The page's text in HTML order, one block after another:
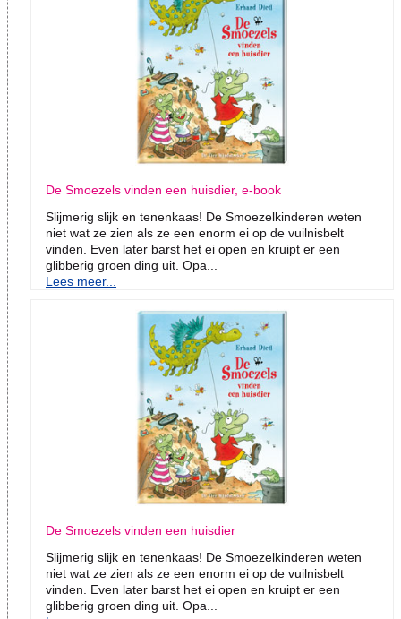
De Smoezels vinden een huisdier, e-book
Slijmerig slijk en tenenkaas! De Smoezelkinderen weten
niet wat ze zien als ze een enorm ei op de vuilnisbelt
vinden. Even later barst het ei open en kruipt er een
glibberig groen ding uit. Opa...
Lees meer...
De Smoezels vinden een huisdier
Slijmerig slijk en tenenkaas! De Smoezelkinderen weten
niet wat ze zien als ze een enorm ei op de vuilnisbelt
vinden. Even later barst het ei open en kruipt er een
glibberig groen ding uit. Opa...